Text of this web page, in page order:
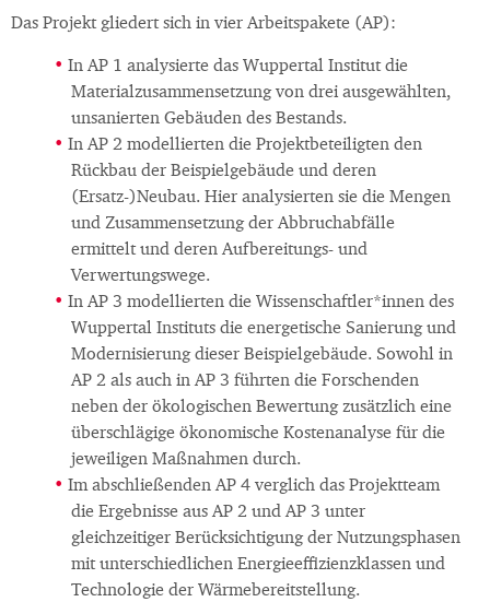
Das Projekt gliedert sich in vier Arbeitspakete (AP):
In AP 1 analysierte das Wuppertal Institut die
Materialzusammensetzung von drei ausgewählten,
unsanierten Gebäuden des Bestands.
In AP 2 modellierten die Projektbeteiligten den
Rückbau der Beispielgebäude und deren
(Ersatz-)Neubau. Hier analysierten sie die Mengen
und Zusammensetzung der Abbruchabfälle
ermittelt und deren Aufbereitungs- und
Verwertungswege.
In AP 3 modellierten die Wissenschaftler*innen des
Wuppertal Instituts die energetische Sanierung und
Modernisierung dieser Beispielgebäude. Sowohl in
AP 2 als auch in AP 3 führten die Forschenden
neben der ökologischen Bewertung zusätzlich eine
überschlägige ökonomische Kostenanalyse für die
jeweiligen Maßnahmen durch.
Im abschließenden AP 4 verglich das Projektteam
die Ergebnisse aus AP 2 und AP 3 unter
gleichzeitiger Berücksichtigung der Nutzungsphasen
mit unterschiedlichen Energieeffizienzklassen und
Technologie der Wärmebereitstellung.